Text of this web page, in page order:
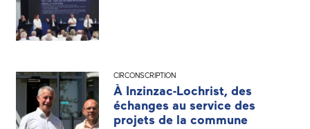
CIRCONSCRIPTION
À Inzinzac-Lochrist, des
échanges au service des
projets de la commune